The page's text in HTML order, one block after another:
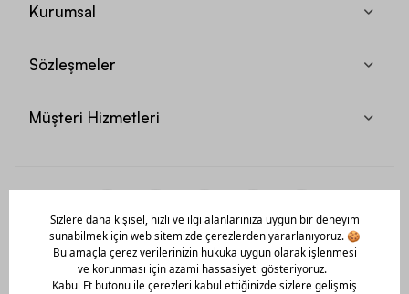
Kurumsal
Sözleşmeler
Müşteri Hizmetleri
Mobil Uygulamamızı Hemen İndir!